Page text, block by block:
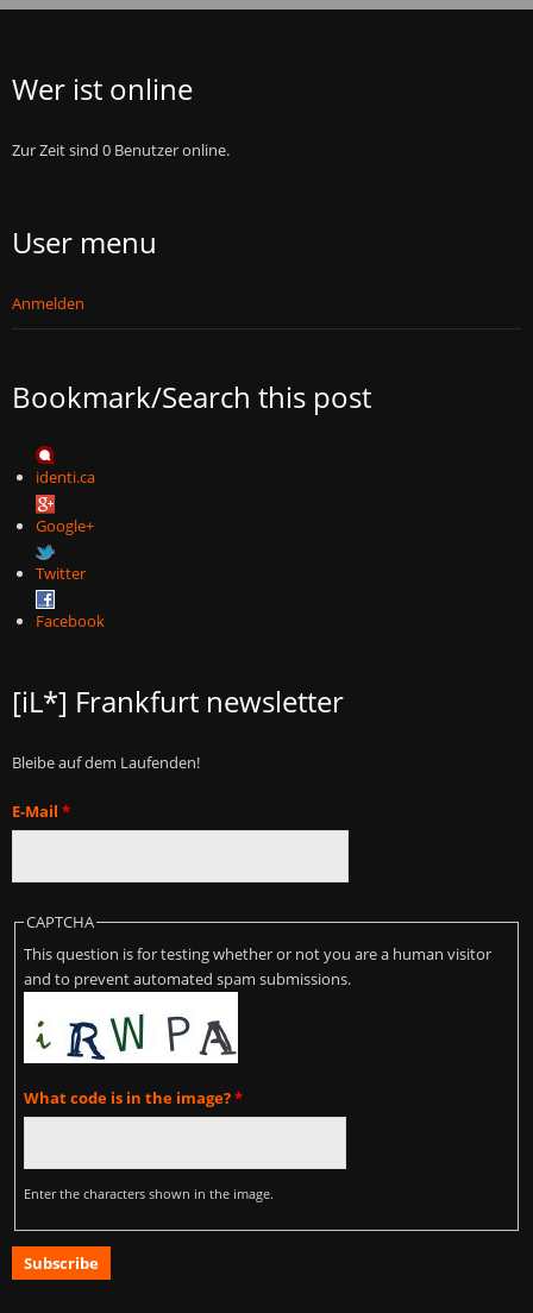
Wer ist online
Zur Zeit sind 0 Benutzer online.
User menu
Anmelden
Bookmark/Search this post
identi.ca
Google+
Twitter
Facebook
[iL*] Frankfurt newsletter
Bleibe auf dem Laufenden!
E-Mail *
CAPTCHA
This question is for testing whether or not you are a human visitor
and to prevent automated spam submissions.
What code is in the image?*
Enter the characters shown in the image.